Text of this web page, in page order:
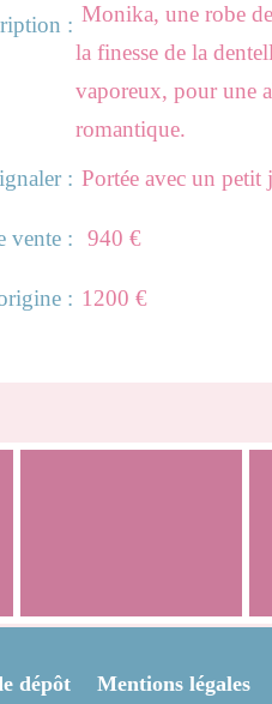
: Monika, une robe
la finesse de la
vaporeux, pour une
romantique.
: Portée avec un
vente : 940 €
: 1200 €
dépôt Mentions légales